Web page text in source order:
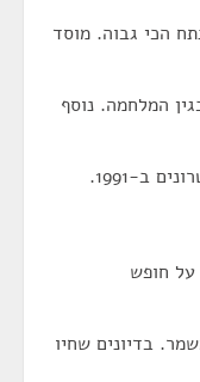
הכי גבוה. מוסד
המלחמה. נוסף
חופש
בדיונים שחיו